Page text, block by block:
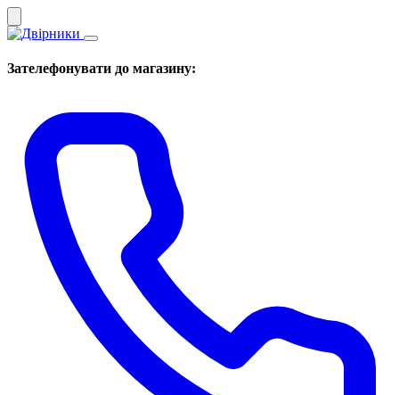
Зателефонувати до магазину: